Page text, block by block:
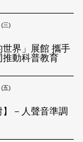
(三)
界」展館 攜手
推動科普教育
(五)
】－人聲音準調